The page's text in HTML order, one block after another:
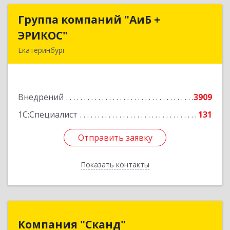
Группа компаний "АиБ +
ЭРИКОС"
Екатеринбург
Внедрений
3909
1С:Специалист
131
Отправить заявку
Показать контакты
Группа компаний "АиБ +
Подробнее
Отправить заявку
Назад
Компания "Сканд"